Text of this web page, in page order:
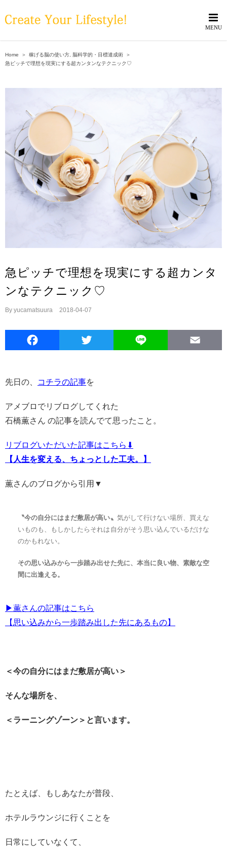
to
Home ＞ 稼げる脳の使い方 脳科学的・目標達成術
＞
急ピッチで理想を現実にする超カンタンなテクニック♡
急ピッチで理想を現実にする超カンタ
ンなテクニック♡
By yucamatsuura 2018-04-07
Facebook Twitter
先日の、 コチラの記事を
アメブロでリブログしてくれた
石橋薫さん の記事を読んでて思ったこと。
リブログいただいた記事はこちら⬇︎
【人生を変える、ちょっとした工夫。】
薫さんのブログから引用▼
〝今の自分にはまだ敷居が高い〟 気がして行けない場所、買えな
いものも、もしかしたらそれは自分がそう思い込んでいるだけな
のかもれない。
その思い込みから一歩踏み出せた先に、本当に良い物、素敵な空
間に出逢える。
▶︎薫さんの記事はこちら
【思い込みから一歩踏み出した先にあるもの】
＜今の自分にはまだ敷居が高い＞
そんな場所を、
＜ラーニングゾーン＞と言います。
たとえば、もしあなたが普段、
ホテルラウンジに行くことを
日常にしていなくて、